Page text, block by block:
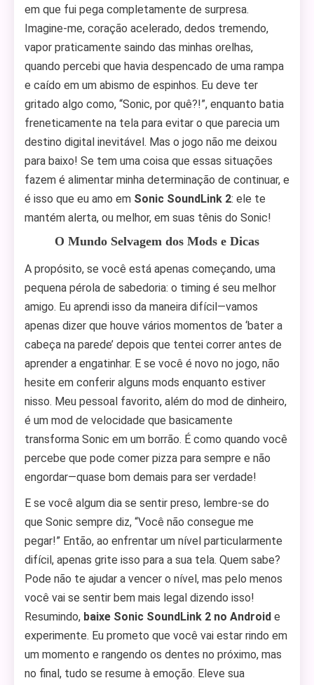
em que fui pega completamente de surpresa.
Imagine-me, coração acelerado, dedos tremendo,
vapor praticamente saindo das minhas orelhas,
quando percebi que havia despencado de uma rampa
e caído em um abismo de espinhos. Eu deve ter
gritado algo como, “Sonic, por quê?!”, enquanto batia
freneticamente na tela para evitar o que parecia um
destino digital inevitável. Mas o jogo não me deixou
para baixo! Se tem uma coisa que essas situações
fazem é alimentar minha determinação de continuar, e
é isso que eu amo em Sonic SoundLink 2: ele te
mantém alerta, ou melhor, em suas tênis do Sonic!
O Mundo Selvagem dos Mods e Dicas
A propósito, se você está apenas começando, uma
pequena pérola de sabedoria: o timing é seu melhor
amigo. Eu aprendi isso da maneira difícil—vamos
apenas dizer que houve vários momentos de ‘bater a
cabeça na parede’ depois que tentei correr antes de
aprender a engatinhar. E se você é novo no jogo, não
hesite em conferir alguns mods enquanto estiver
nisso. Meu pessoal favorito, além do mod de dinheiro,
é um mod de velocidade que basicamente
transforma Sonic em um borrão. É como quando você
percebe que pode comer pizza para sempre e não
engordar—quase bom demais para ser verdade!
E se você algum dia se sentir preso, lembre-se do
que Sonic sempre diz, “Você não consegue me
pegar!” Então, ao enfrentar um nível particularmente
difícil, apenas grite isso para a sua tela. Quem sabe?
Pode não te ajudar a vencer o nível, mas pelo menos
você vai se sentir bem mais legal dizendo isso!
Resumindo, baixe Sonic SoundLink 2 no Android e
experimente. Eu prometo que você vai estar rindo em
um momento e rangendo os dentes no próximo, mas
no final, tudo se resume à emoção. Eleve sua